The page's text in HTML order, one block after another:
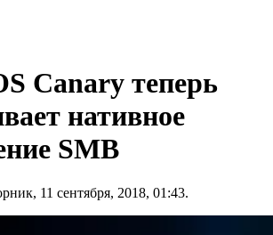
Canary теперь
нативное
SMB
11 сентября, 2018, 01:43.